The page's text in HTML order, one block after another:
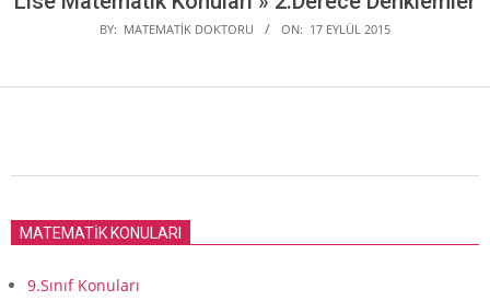
BY: MATEMATIK DOKTORU ON: 17 EYLÜL 2015
17
MATEMATİK KONULARI
9.Sınıf Konuları